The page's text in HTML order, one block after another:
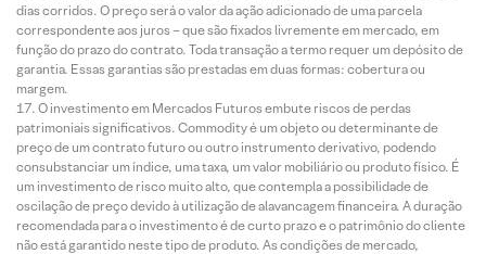
dias corridos. O preço será o valor da ação adicionado de uma parcela
correspondente aos juros – que são fixados livremente em mercado, em
função do prazo do contrato. Toda transação a termo requer um depósito de
garantia. Essas garantias são prestadas em duas formas: cobertura ou
margem.
O investimento em Mercados Futuros embute riscos de perdas
patrimoniais significativos. Commodity é um objeto ou determinante de
preço de um contrato futuro ou outro instrumento derivativo, podendo
consubstanciar um índice, uma taxa, um valor mobiliário ou produto físico. É
um investimento de risco muito alto, que contempla a possibilidade de
oscilação de preço devido à utilização de alavancagem financeira. A duração
recomendada para o investimento é de curto prazo e o patrimônio do cliente
não está garantido neste tipo de produto. As condições de mercado,